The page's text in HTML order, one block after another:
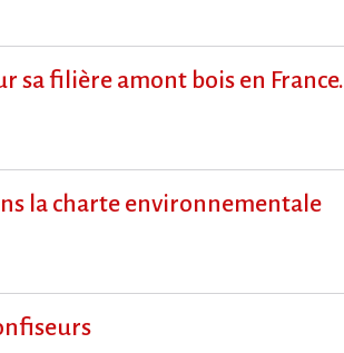
sa filière amont bois en France.
la charte environnementale